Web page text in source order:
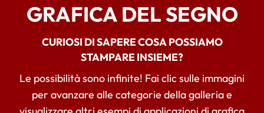
GRAFICA DEL SEGNO
CURIOSI DI SAPERE COSA POSSIAMO
STAMPARE INSIEME?
Le possibilità sono infinite! Fai clic sulle immagini
per avanzare alle categorie della galleria e